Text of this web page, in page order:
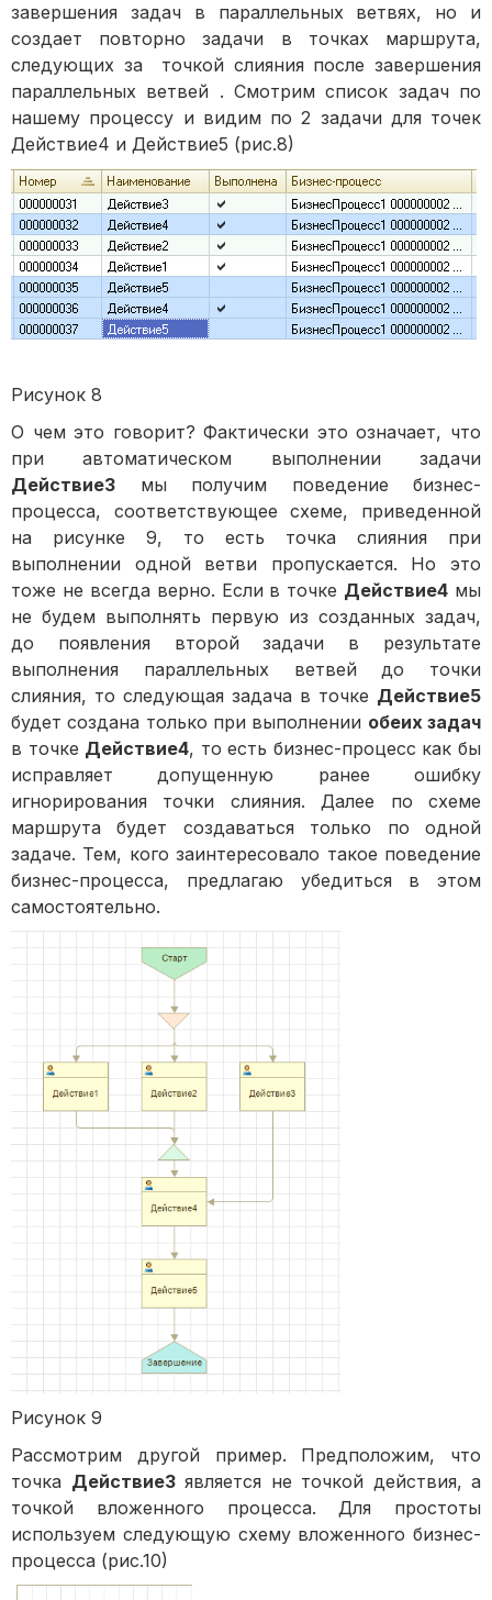
завершения задач в параллельных ветвях, но и
создает повторно задачи в точках маршрута,
следующих за точкой слияния после завершения
параллельных ветвей . Смотрим список задач по
нашему процессу и видим по 2 задачи для точек
Действие4 и Действие5 (рис.8)
Рисунок 8
О чем это говорит? Фактически это означает, что
при автоматическом выполнении задачи
Действие3 мы получим поведение бизнес-
процесса, соответствующее схеме, приведенной
на рисунке 9, то есть точка слияния при
выполнении одной ветви пропускается. Но это
тоже не всегда верно. Если в точке Действие4 мы
не будем выполнять первую из созданных задач,
до появления второй задачи в результате
выполнения параллельных ветвей до точки
слияния, то следующая задача в точке Действие5
будет создана только при выполнении обеих задач
в точке Действие4, то есть бизнес-процесс как бы
исправляет допущенную ранее ошибку
игнорирования точки слияния. Далее по схеме
маршрута будет создаваться только по одной
задаче. Тем, кого заинтересовало такое поведение
бизнес-процесса, предлагаю убедиться в этом
самостоятельно.
Рисунок 9
Рассмотрим другой пример. Предположим, что
точка Действие3является не точкой действия, а
точкой вложенного процесса. Для простоты
используем следующую схему вложенного бизнес-
процесса (рис.10)